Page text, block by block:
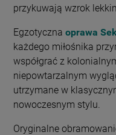
przykuwają wzrok
Egzotyczna oprawa
każdego miłośnika
współgrać z
niepowtarzalnym
utrzymane w
nowoczesnym stylu.
Oryginalne